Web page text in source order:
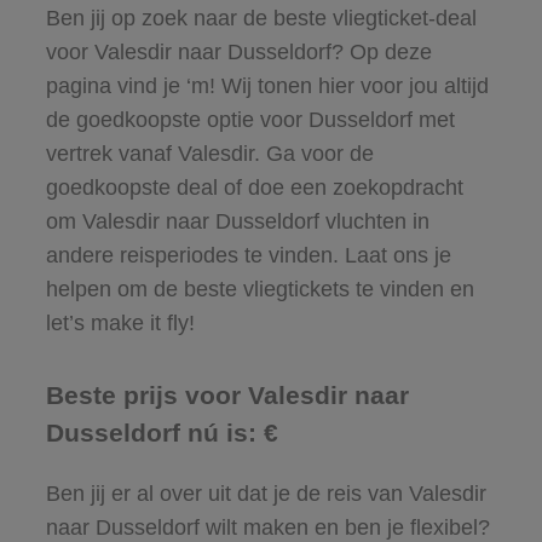
Ben jij op zoek naar de beste vliegticket-deal
voor Valesdir naar Dusseldorf? Op deze
pagina vind je ‘m! Wij tonen hier voor jou altijd
de goedkoopste optie voor Dusseldorf met
vertrek vanaf Valesdir. Ga voor de
goedkoopste deal of doe een zoekopdracht
om Valesdir naar Dusseldorf vluchten in
andere reisperiodes te vinden. Laat ons je
helpen om de beste vliegtickets te vinden en
let’s make it fly!
Beste prijs voor Valesdir naar
Dusseldorf nú is: €
Ben jij er al over uit dat je de reis van Valesdir
naar Dusseldorf wilt maken en ben je flexibel?